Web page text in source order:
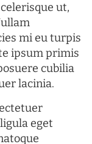
ut,
mi eu turpis
ipsum primis
cubilia
lacinia.
eget